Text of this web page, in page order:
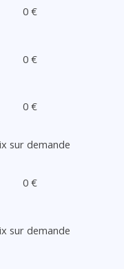
0 €
0 €
0 €
sur demande
0 €
sur demande